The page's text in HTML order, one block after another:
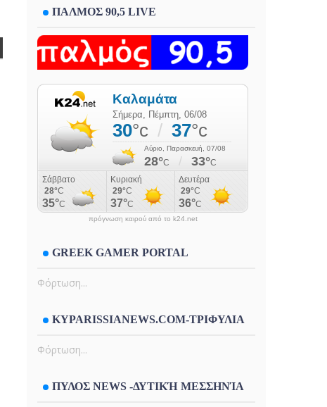
ΠΑΛΜΟΣ 90,5 LIVE
πρόγνωση καιρού από το k24.net
GREEK GAMER PORTAL
Φόρτωση...
KYPARISSIANEWS.COM-ΤΡΙΦΥΛΙΑ
Φόρτωση...
ΠΥΛΟΣ NEWS -ΔΥΤΙΚΉ ΜΕΣΣΗΝΊΑ